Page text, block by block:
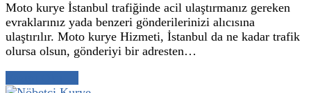
Moto kurye İstanbul trafiğinde acil ulaştırmanız gereken
evraklarınız yada benzeri gönderilerinizi alıcısına
ulaştırılır. Moto kurye Hizmeti, İstanbul da ne kadar trafik
olursa olsun, gönderiyi bir adresten…